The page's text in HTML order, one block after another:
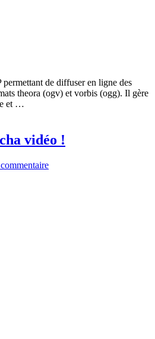
de diffuser en ligne des
theora (ogv) et vorbis (ogg). Il gère
et …
vidéo !